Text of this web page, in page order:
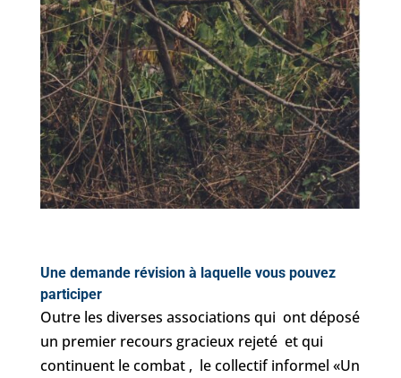
Une demande révision à laquelle vous pouvez
participer
Outre les diverses associations qui ont déposé
un premier recours gracieux rejeté et qui
continuent le combat , le collectif informel «Un